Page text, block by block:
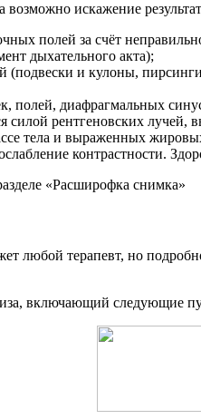
искажение
полей за счёт
дыхательного акта);
и кулоны,
полей, диафрагмальных
силой рентгеновских
тела и выраженных
контрастности.
«Расширофка снимка»
любой терапевт, но
включающий следующие